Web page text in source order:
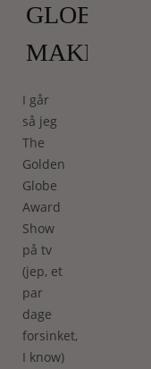
GLOBE-
I går
så jeg
The
Golden
Globe
Award
Show
på tv
(jep, et
par
dage
forsinket,
I know)